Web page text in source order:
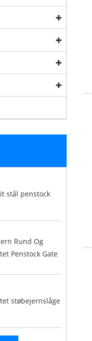
stål penstock
Rund Og
Penstock Gate
støbejernslåge